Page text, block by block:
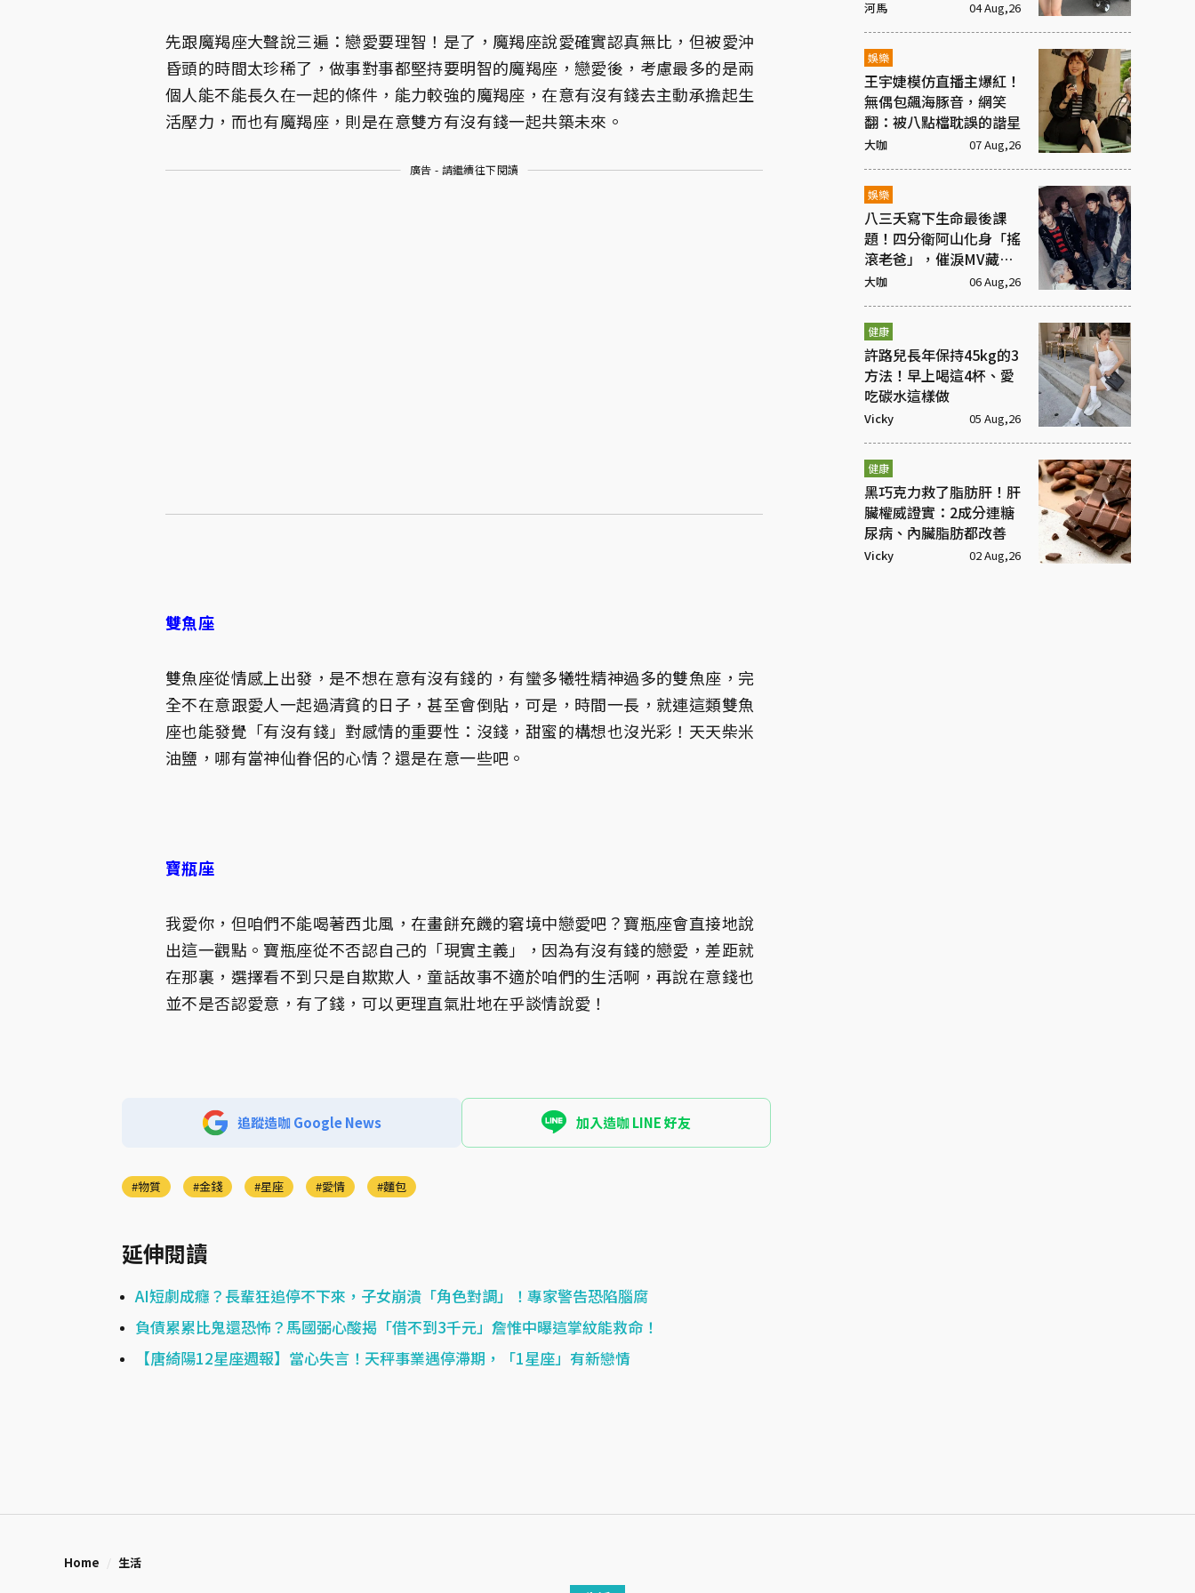
先跟魔羯座大聲說三遍：戀愛要理智！是了，魔羯座說愛確實認真無比，但被愛沖
昏頭的時間太珍稀了，做事對事都堅持要明智的魔羯座，戀愛後，考慮最多的是兩
個人能不能長久在一起的條件，能力較強的魔羯座，在意有沒有錢去主動承擔起生
活壓力，而也有魔羯座，則是在意雙方有沒有錢一起共築未來。
廣告 - 請繼續往下閱讀
雙魚座
雙魚座從情感上出發，是不想在意有沒有錢的，有蠻多犧牲精神過多的雙魚座，完
全不在意跟愛人一起過清貧的日子，甚至會倒貼，可是，時間一長，就連這類雙魚
座也能發覺「有沒有錢」對感情的重要性：沒錢，甜蜜的構想也沒光彩！天天柴米
油鹽，哪有當神仙眷侶的心情？還是在意一些吧。
寶瓶座
我愛你，但咱們不能喝著西北風，在畫餅充饑的窘境中戀愛吧？寶瓶座會直接地說
出這一觀點。寶瓶座從不否認自己的「現實主義」，因為有沒有錢的戀愛，差距就
在那裏，選擇看不到只是自欺欺人，童話故事不適於咱們的生活啊，再說在意錢也
並不是否認愛意，有了錢，可以更理直氣壯地在乎談情說愛！
追蹤造咖 Google News 加入造咖 LINE 好友
物質 金錢 星座 愛情 麵包
延伸閱讀
AI短劇成癮？長輩狂追停不下來，子女崩潰「角色對調」！專家警告恐陷腦腐
負債累累比鬼還恐怖？馬國弼心酸揭「借不到3千元」詹惟中曝這掌紋能救命！
【唐綺陽12星座週報】當心失言！天秤事業遇停滯期，「1星座」有新戀情
河馬 04 Aug,26
娛樂
王宇婕模仿直播主爆紅！
無偶包飆海豚音，網笑
翻：被八點檔耽誤的諧星
大咖 07 Aug,26
娛樂
八三夭寫下生命最後課
題！四分衛阿山化身「搖
滾老爸」，催淚MV藏大
洋蔥
大咖 06 Aug,26
健康
許路兒長年保持45kg的3
方法！早上喝這4杯、愛
吃碳水這樣做
Vicky 05 Aug,26
健康
黑巧克力救了脂肪肝！肝
臟權威證實：2成分連糖
尿病、內臟脂肪都改善
Vicky 02 Aug,26
Home 生活